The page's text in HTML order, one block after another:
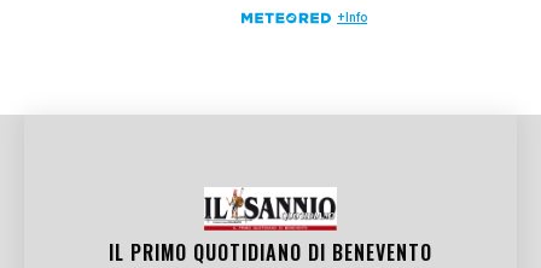
IL PRIMO QUOTIDIANO DI BENEVENTO